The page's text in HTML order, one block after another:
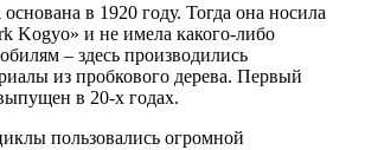
в 1920 году. Тогда она носила
Kogyo» и не имела какого-либо
– здесь производились
из пробкового дерева. Первый
в 20-х годах.
пользовались огромной